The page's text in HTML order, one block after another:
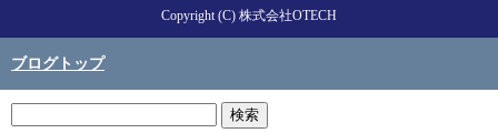
Copyright (C) 株式会社OTECH
ブログトップ